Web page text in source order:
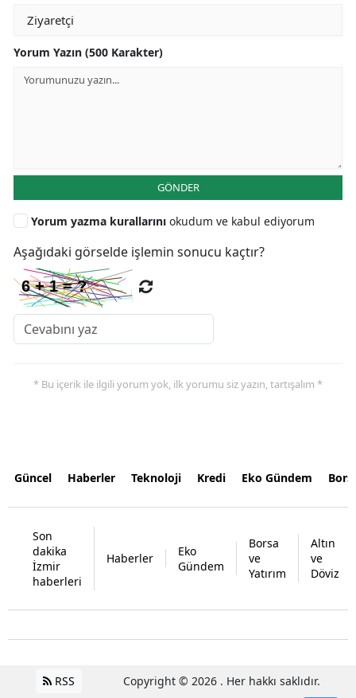
Yorum Yazın (500 Karakter)
GÖNDER
Yorum yazma kurallarını okudum ve kabul ediyorum
Aşağıdaki görselde işlemin sonucu kaçtır?
* Bu içerik ile ilgili yorum yok, ilk yorumu siz yazın, tartışalım *
Güncel Haberler Teknoloji Kredi Eko Gündem
Son
dakika
İzmir
haberleri
Haberler
Eko
Gündem
Borsa
ve
Yatırım
Altın
ve
Döviz
RSS Copyright © 2026 . Her hakkı saklıdır.